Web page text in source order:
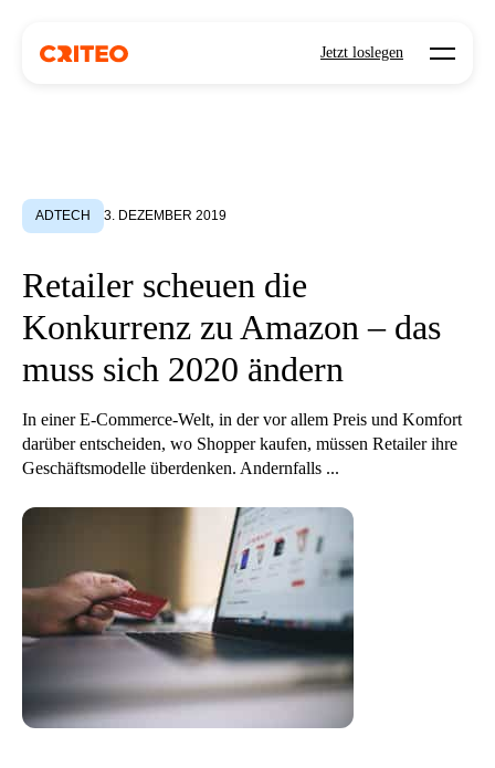
Jetzt loslegen Open
ADTECH 3. DEZEMBER 2019
Retailer scheuen die
Konkurrenz zu Amazon – das
muss sich 2020 ändern
In einer E-Commerce-Welt, in der vor allem Preis und Komfort
darüber entscheiden, wo Shopper kaufen, müssen Retailer ihre
Geschäftsmodelle überdenken. Andernfalls ...